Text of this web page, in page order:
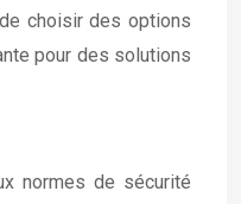
choisir des options
pour des solutions
normes de sécurité